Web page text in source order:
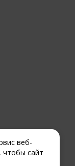
веб-
чтобы сайт